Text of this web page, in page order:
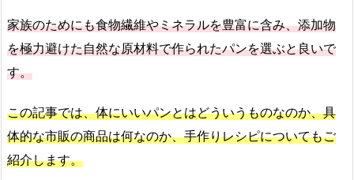
家族のためにも食物繊維やミネラルを豊富に含み、添加物
を極力避けた自然な原材料で作られたパンを選ぶと良いで
す。
この記事では、体にいいパンとはどういうものなのか、具
体的な市販の商品は何なのか、手作りレシピについてもご
紹介します。